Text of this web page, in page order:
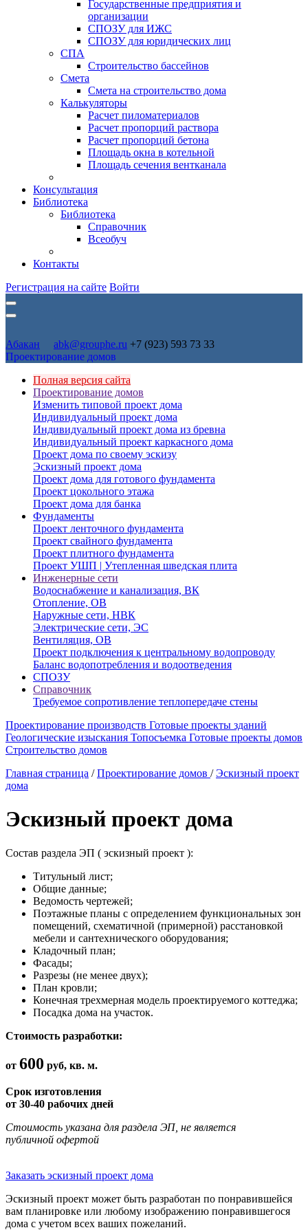
Государственные предприятия и
организации
СПОЗУ для ИЖС
СПОЗУ для юридических лиц
СПА
Строительство бассейнов
Смета
Смета на строительство дома
Калькуляторы
Расчет пиломатериалов
Расчет пропорций раствора
Расчет пропорций бетона
Площадь окна в котельной
Площадь сечения вентканала
Консультация
Библиотека
Библиотека
Справочник
Всеобуч
Контакты
Регистрация на сайте Войти
Абакан abk@grouphe.ru +7 (923) 593 73 33
Проектирование домов
Полная версия сайта
Проектирование домов
Изменить типовой проект дома
Индивидуальный проект дома
Индивидуальный проект дома из бревна
Индивидуальный проект каркасного дома
Проект дома по своему эскизу
Эскизный проект дома
Проект дома для готового фундамента
Проект цокольного этажа
Проект дома для банка
Фундаменты
Проект ленточного фундамента
Проект свайного фундамента
Проект плитного фундамента
Проект УШП | Утепленная шведская плита
Инженерные сети
Водоснабжение и канализация, ВК
Отопление, ОВ
Наружные сети, НВК
Электрические сети, ЭС
Вентиляция, ОВ
Проект подключения к центральному водопроводу
Баланс водопотребления и водоотведения
СПОЗУ
Справочник
Требуемое сопротивление теплопередаче стены
Проектирование производств Готовые проекты зданий
Геологические изыскания Топосъемка Готовые проекты домов
Строительство домов
Главная страница / Проектирование домов / Эскизный проект
дома
Эскизный проект дома
Состав раздела ЭП ( эскизный проект ):
Титульный лист;
Общие данные;
Ведомость чертежей;
Поэтажные планы с определением функциональных зон
помещений, схематичной (примерной) расстановкой
мебели и сантехнического оборудования;
Кладочный план;
Фасады;
Разрезы (не менее двух);
План кровли;
Конечная трехмерная модель проектируемого коттеджа;
Посадка дома на участок.
Стоимость разработки:
от 600 руб, кв. м.
Срок изготовления
от 30-40 рабочих дней
Стоимость указана для раздела ЭП, не является
публичной офертой
Заказать эскизный проект дома
Эскизный проект может быть разработан по понравившейся
вам планировке или любому изображению понравившегося
дома с учетом всех ваших пожеланий.